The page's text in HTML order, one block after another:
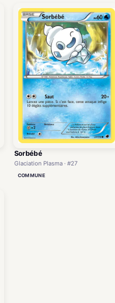
Sorbébé
Glaciation Plasma · #27
COMMUNE